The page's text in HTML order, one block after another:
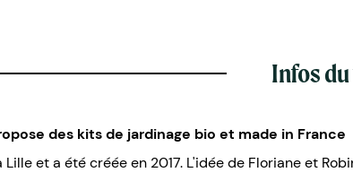
Infos
des kits de jardinage bio et made in France
Lille et a été créée en 2017. L'idée de Floriane et